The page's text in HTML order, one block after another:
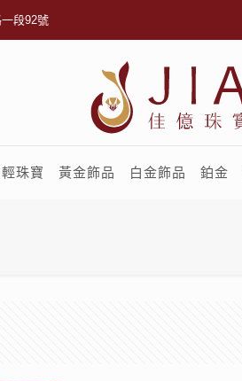
段92號
輕珠寶 黃金飾品 白金飾品 鉑金